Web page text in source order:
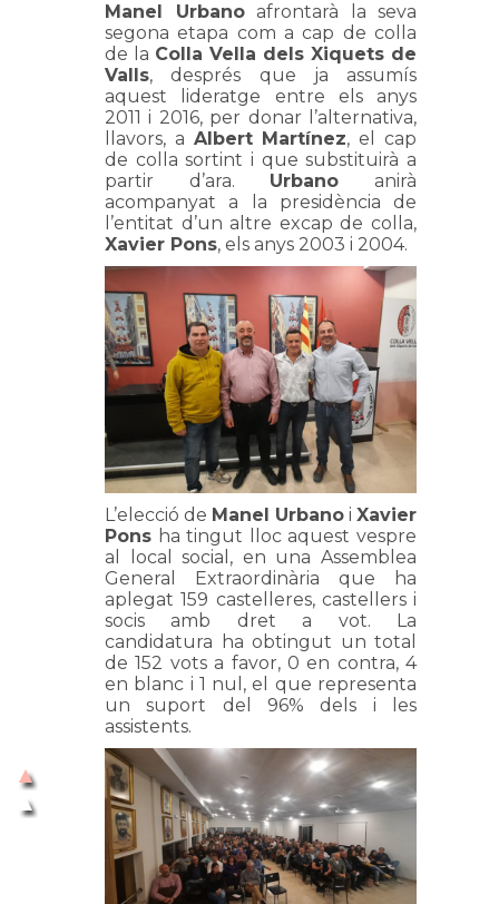
Manel Urbanoafrontarà la seva
segona etapa com a cap de colla
de la Colla Vella dels Xiquets de
Valls, després que ja assumís
aquest lideratge entre els anys
2011 i 2016, per donar l’alternativa,
llavors, a Albert Martínez, el cap
de colla sortint i que substituirà a
partir d’ara. Urbano anirà
acompanyat a la presidència de
l’entitat d’un altre excap de colla,
Xavier Pons, els anys 2003 i 2004.
L’elecció de Manel Urbano i Xavier
Pons ha tingut lloc aquest vespre
al local social, en una Assemblea
General Extraordinària que ha
aplegat 159 castelleres, castellers i
socis amb dret a vot. La
candidatura ha obtingut un total
de 152 vots a favor, 0 en contra, 4
en blanc i 1 nul, el que representa
un suport del 96% dels i les
assistents.